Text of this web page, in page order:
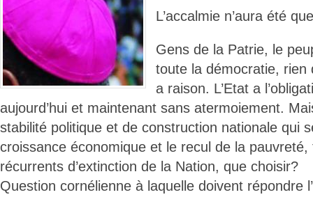
L’accalmie n’aura été
Gens de la Patrie, le
toute la démocratie, rien
a raison. L’Etat a
aujourd’hui et maintenant sans atermoiement.
stabilité politique et de construction nationale qui
croissance économique et le recul de la
récurrents d’extinction de la Nation, que choisir?
Question cornélienne à laquelle doivent répondre